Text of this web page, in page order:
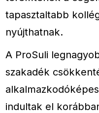
tapasztaltabb
nyújthatnak.
A ProSuli
szakadék
indultak el